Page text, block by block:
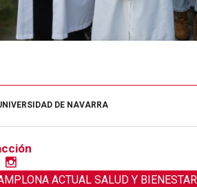
DE NAVARRA
ACTUAL SALUD Y BIENESTAR